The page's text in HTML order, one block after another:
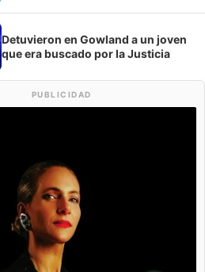
Detuvieron en Gowland a un joven
que era buscado por la Justicia
PUBLICIDAD